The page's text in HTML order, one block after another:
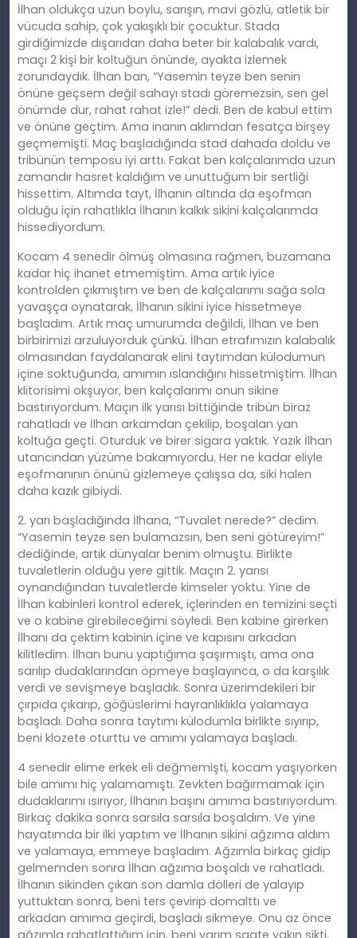
İlhan oldukça uzun boylu, sarışın, mavi gözlü, atletik bir
vücuda sahip, çok yakışıklı bir çocuktur. Stada
girdiğimizde dışarıdan daha beter bir kalabalık vardı,
maçı 2 kişi bir koltuğun önünde, ayakta izlemek
zorundaydık. İlhan ban, “Yasemin teyze ben senin
önüne geçsem değil sahayı stadı göremezsin, sen gel
önümde dur, rahat rahat izle!” dedi. Ben de kabul ettim
ve önüne geçtim. Ama inanın aklımdan fesatça birşey
geçmemişti. Maç başladığında stad dahada doldu ve
tribünün temposu iyi arttı. Fakat ben kalçalarımda uzun
zamandır hasret kaldığım ve unuttuğum bir sertliği
hissettim. Altımda tayt, İlhanın altında da eşofman
olduğu için rahatlıkla İlhanın kalkık sikini kalçalarımda
hissediyordum.
Kocam 4 senedir ölmüş olmasına rağmen, buzamana
kadar hiç ihanet etmemiştim. Ama artık iyice
kontrolden çıkmıştım ve ben de kalçalarımı sağa sola
yavaşça oynatarak, İlhanın sikini iyice hissetmeye
başladım. Artık maç umurumda değildi, İlhan ve ben
birbirimizi arzuluyorduk çünkü. İlhan etrafımızın kalabalık
olmasından faydalanarak elini taytımdan külodumun
içine soktuğunda, amımın ıslandığını hissetmiştim. İlhan
klitorisimi okşuyor, ben kalçalarımı onun sikine
bastırıyordum. Maçın ilk yarısı bittiğinde tribün biraz
rahatladı ve İlhan arkamdan çekilip, boşalan yan
koltuğa geçti. Oturduk ve birer sigara yaktık. Yazık İlhan
utancından yüzüme bakamıyordu. Her ne kadar eliyle
eşofmanının önünü gizlemeye çalışsa da, siki halen
daha kazık gibiydi.
2. yarı başladığında İlhana, “Tuvalet nerede?” dedim.
“Yasemin teyze sen bulamazsın, ben seni götüreyim!”
dediğinde, artık dünyalar benim olmuştu. Birlikte
tuvaletlerin olduğu yere gittik. Maçın 2. yarısı
oynandığından tuvaletlerde kimseler yoktu. Yine de
İlhan kabinleri kontrol ederek, içlerinden en temizini seçti
ve o kabine girebileceğimi söyledi. Ben kabine girerken
İlhanı da çektim kabinin içine ve kapısını arkadan
kilitledim. İlhan bunu yaptığıma şaşırmıştı, ama ona
sarılıp dudaklarından öpmeye başlayınca, o da karşılık
verdi ve sevişmeye başladık. Sonra üzerimdekileri bir
çırpıda çıkarıp, göğüslerimi hayranlıklıkla yalamaya
başladı. Daha sonra taytımı külodumla birlikte sıyırıp,
beni klozete oturttu ve amımı yalamaya başladı.
4 senedir elime erkek eli değmemişti, kocam yaşıyorken
bile amımı hiç yalamamıştı. Zevkten bağırmamak için
dudaklarımı ısırıyor, İlhanın başını amıma bastırıyordum.
Birkaç dakika sonra sarsıla sarsıla boşaldım. Ve yine
hayatımda bir ilki yaptım ve İlhanın sikini ağzıma aldım
ve yalamaya, emmeye başladım. Ağzımla birkaç gidip
gelmemden sonra İlhan ağzıma boşaldı ve rahatladı.
İlhanın sikinden çıkan son damla dölleri de yalayıp
yuttuktan sonra, beni ters çevirip domalttı ve
arkadan amıma geçirdi, başladı sikmeye. Onu az önce
ağzımla rahatlattığım için, beni yarım saate yakın sikti.